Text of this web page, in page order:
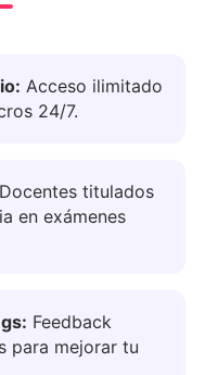
Acceso ilimitado
24/7.
Docentes titulados
en exámenes
Feedback
para mejorar tu